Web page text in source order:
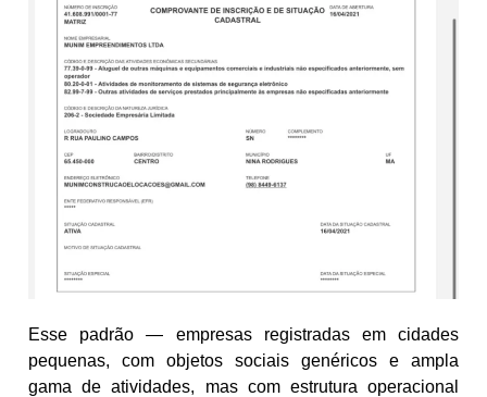
Esse padrão — empresas registradas em cidades
pequenas, com objetos sociais genéricos e ampla
gama de atividades, mas com estrutura operacional